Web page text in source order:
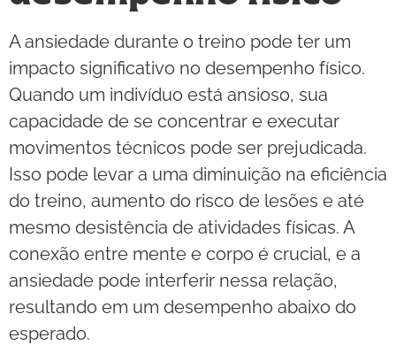
A ansiedade durante o treino pode ter um
impacto significativo no desempenho físico.
Quando um indivíduo está ansioso, sua
capacidade de se concentrar e executar
movimentos técnicos pode ser prejudicada.
Isso pode levar a uma diminuição na eficiência
do treino, aumento do risco de lesões e até
mesmo desistência de atividades físicas. A
conexão entre mente e corpo é crucial, e a
ansiedade pode interferir nessa relação,
resultando em um desempenho abaixo do
esperado.